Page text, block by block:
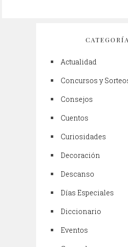
Actualidad
Concursos y
Consejos
Cuentos
Curiosidades
Decoración
Descanso
Días Especiales
Diccionario
Eventos